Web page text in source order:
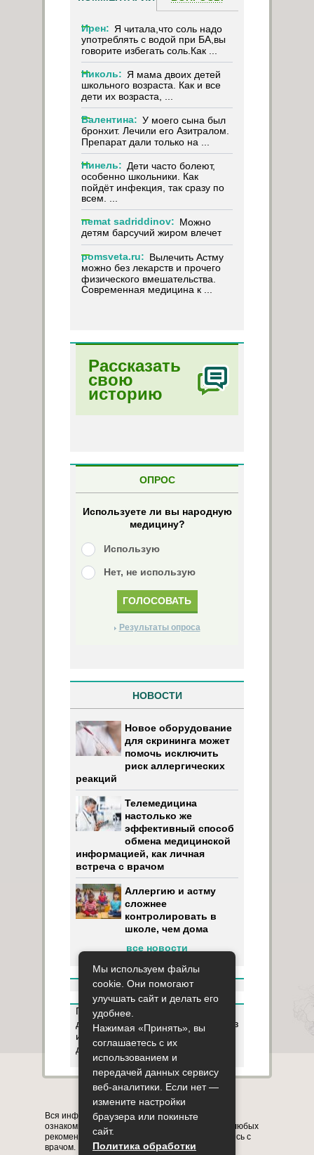
Ирен: Я читала,что соль надо
употреблять с водой при БА,вы
говорите избегать соль.Как ...
Николь: Я мама двоих детей
школьного возраста. Как и все
дети их возраста, ...
Валентина: У моего сына был
бронхит. Лечили его Азитралом.
Препарат дали только на ...
Нинель: Дети часто болеют,
особенно школьники. Как
пойдёт инфекция, так сразу по
всем. ...
nemat sadriddinov: Можно
детям барсучий жиром влечет
pomsveta.ru: Вылечить Астму
можно без лекарств и прочего
физического вмешательства.
Современная медицина к ...
Рассказать
свою
историю
ОПРОС
Используете ли вы народную
медицину?
Использую
Нет, не использую
Результаты опроса
НОВОСТИ
Новое оборудование
для скрининга может
помочь исключить
риск аллергических
реакций
Телемедицина
настолько же
эффективный способ
обмена медицинской
информацией, как личная
встреча с врачом
Аллергию и астму
сложнее
контролировать в
школе, чем дома
все новости
Пользуясь данным ресурсом вы
даёте разрешение на сбор, анализ
и хранение своих персональных
данных согласно Правилам
Карта сайта О сайте Контакты
Вся информация на сайте представлена в
ознакомительных целях. Перед применением любых
рекомендаций обязательно проконсультируйтесь с
врачом.
Мы используем файлы
cookie. Они помогают
улучшать сайт и делать его
удобнее.
Нажимая «Принять», вы
соглашаетесь с их
использованием и
передачей данных сервису
веб-аналитики. Если нет —
измените настройки
браузера или покиньте
сайт.
Политика обработки